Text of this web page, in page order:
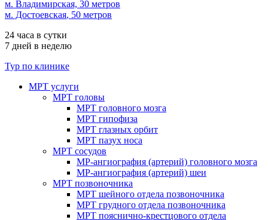
м. Владимирская, 30 метров
м. Достоевская, 50 метров
24 часа в сутки
7 дней в неделю
Тур по клинике
МРТ услуги
МРТ головы
МРТ головного мозга
МРТ гипофиза
МРТ глазных орбит
МРТ пазух носа
МРТ сосудов
МР-ангиография (артерий) головного мозга
МР-ангиография (артерий) шеи
МРТ позвоночника
МРТ шейного отдела позвоночника
МРТ грудного отдела позвоночника
МРТ пояснично-крестцового отдела